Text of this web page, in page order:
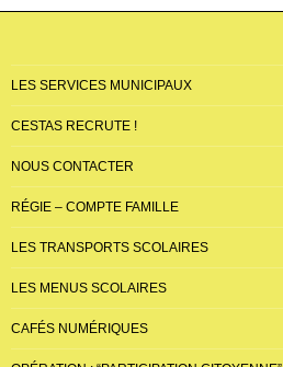
LES SERVICES MUNICIPAUX
CESTAS RECRUTE !
NOUS CONTACTER
RÉGIE – COMPTE FAMILLE
LES TRANSPORTS SCOLAIRES
LES MENUS SCOLAIRES
CAFÉS NUMÉRIQUES